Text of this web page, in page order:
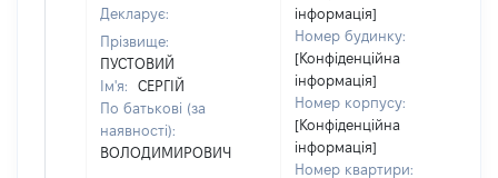
Декларує:
Прізвище:
ПУСТОВИЙ
Ім'я:
СЕРГІЙ
По батькові (за
наявності):
ВОЛОДИМИРОВИЧ
інформація]
Номер будинку:
[Конфіденційна
інформація]
Номер корпусу:
[Конфіденційна
інформація]
Номер квартири: